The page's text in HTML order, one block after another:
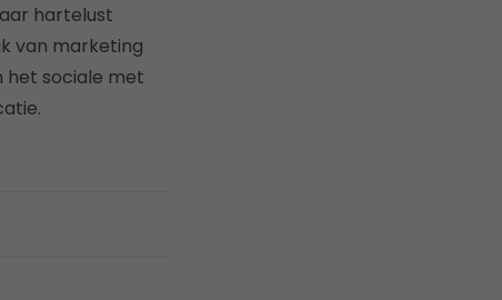
hartelust
van marketing
het sociale met